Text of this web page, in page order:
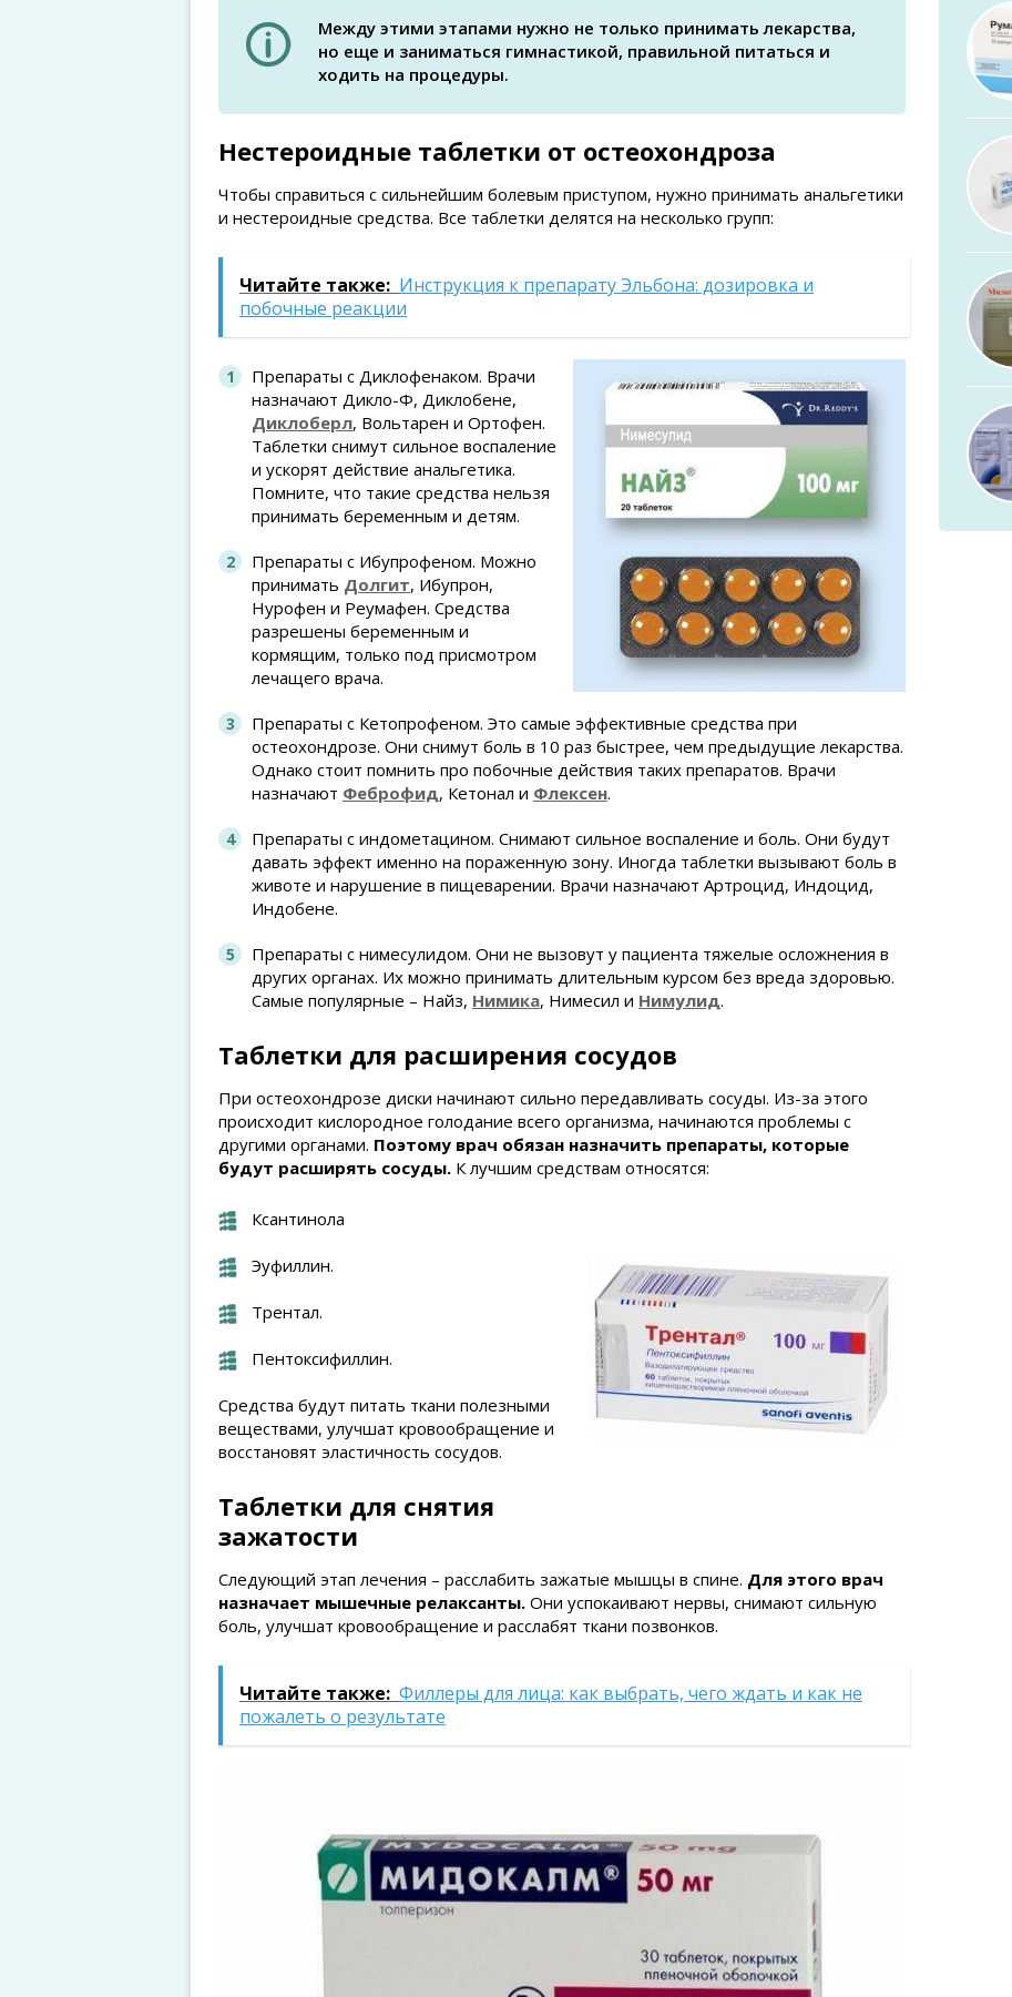
Между этими этапами нужно не только принимать лекарства,
но еще и заниматься гимнастикой, правильной питаться и
ходить на процедуры.
Нестероидные таблетки от остеохондроза
Чтобы справиться с сильнейшим болевым приступом, нужно принимать анальгетики
и нестероидные средства. Все таблетки делятся на несколько групп:
Читайте также: Инструкция к препарату Эльбона: дозировка и
побочные реакции
Препараты с Диклофенаком. Врачи
назначают Дикло-Ф, Диклобене,
Диклоберл, Вольтарен и Ортофен.
Таблетки снимут сильное воспаление
и ускорят действие анальгетика.
Помните, что такие средства нельзя
принимать беременным и детям.
Препараты с Ибупрофеном. Можно
принимать Долгит, Ибупрон,
Нурофен и Реумафен. Средства
разрешены беременным и
кормящим, только под присмотром
лечащего врача.
Препараты с Кетопрофеном. Это самые эффективные средства при
остеохондрозе. Они снимут боль в 10 раз быстрее, чем предыдущие лекарства.
Однако стоит помнить про побочные действия таких препаратов. Врачи
назначают Феброфид, Кетонал и Флексен.
Препараты с индометацином. Снимают сильное воспаление и боль. Они будут
давать эффект именно на пораженную зону. Иногда таблетки вызывают боль в
животе и нарушение в пищеварении. Врачи назначают Артроцид, Индоцид,
Индобене.
Препараты с нимесулидом. Они не вызовут у пациента тяжелые осложнения в
других органах. Их можно принимать длительным курсом без вреда здоровью.
Самые популярные – Найз, Нимика, Нимесил и Нимулид.
Таблетки для расширения сосудов
При остеохондрозе диски начинают сильно передавливать сосуды. Из-за этого
происходит кислородное голодание всего организма, начинаются проблемы с
другими органами. Поэтому врач обязан назначить препараты, которые
будут расширять сосуды. К лучшим средствам относятся:
Ксантинола
Эуфиллин.
Трентал.
Пентоксифиллин.
Средства будут питать ткани полезными
веществами, улучшат кровообращение и
восстановят эластичность сосудов.
Таблетки для снятия
зажатости
Следующий этап лечения – расслабить зажатые мышцы в спине. Для этого врач
назначает мышечные релаксанты. Они успокаивают нервы, снимают сильную
боль, улучшат кровообращение и расслабят ткани позвонков.
Читайте также: Филлеры для лица: как выбрать, чего ждать и как не
пожалеть о результате